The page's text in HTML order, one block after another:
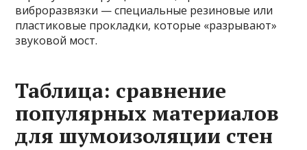
виброразвязки — специальные резиновые или
пластиковые прокладки, которые «разрывают»
звуковой мост.
Таблица: сравнение
популярных материалов
для шумоизоляции стен